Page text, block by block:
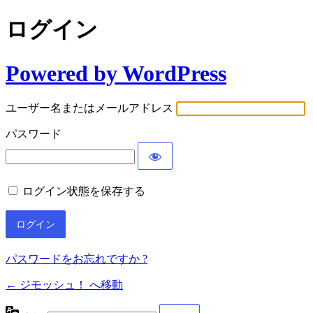
ログイン
Powered by WordPress
ユーザー名またはメールアドレス
パスワード
ログイン状態を保存する
パスワードをお忘れですか ?
← ジモッシュ！ へ移動